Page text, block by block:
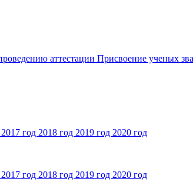
аттестации Присвоение ученых
2017 год 2018 год 2019 год 2020 год
2017 год 2018 год 2019 год 2020 год